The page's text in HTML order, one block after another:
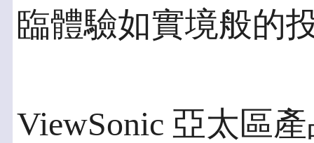
臨體驗如實境般的
ViewSonic 亞太區